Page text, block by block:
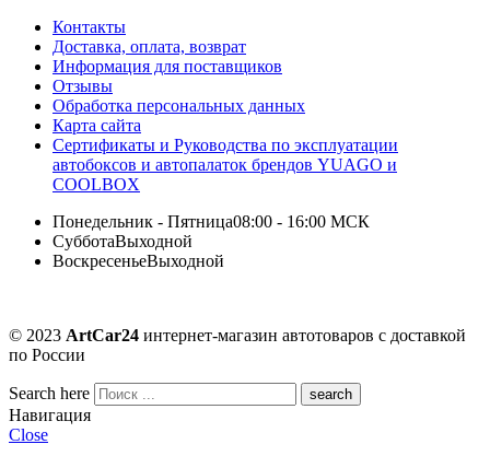
Контакты
Доставка, оплата, возврат
Информация для поставщиков
Отзывы
Обработка персональных данных
Карта сайта
Сертификаты и Руководства по эксплуатации
автобоксов и автопалаток брендов YUAGO и
COOLBOX
Понедельник - Пятница08:00 - 16:00 МСК
СубботаВыходной
ВоскресеньеВыходной
© 2023 ArtCar24 интернет-магазин автотоваров с доставкой
по России
Search here
Навигация
Close